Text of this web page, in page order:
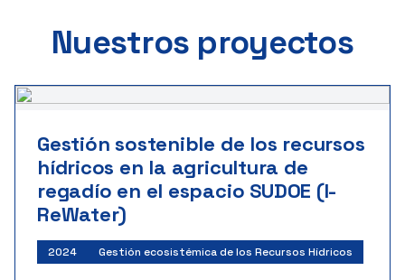
Nuestros proyectos
Gestión sostenible de los recursos
hídricos en la agricultura de
regadío en el espacio SUDOE (I-
ReWater)
2024 Gestión ecosistémica de los Recursos Hídricos